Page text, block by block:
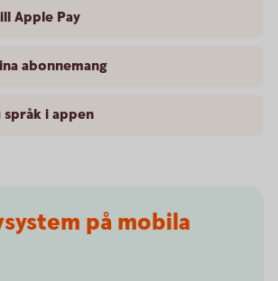
Apple Pay
abonnemang
i appen
på mobila